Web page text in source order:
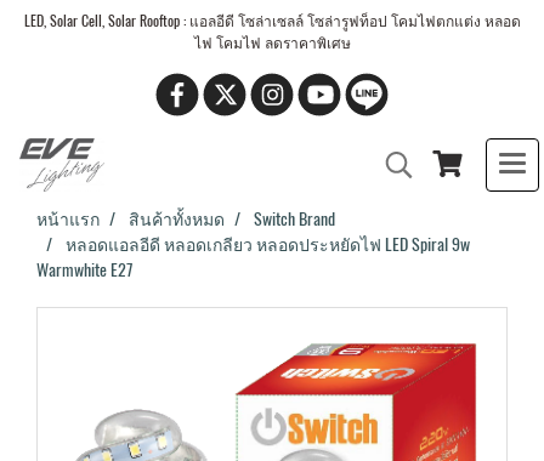
LED, Solar Cell, Solar Rooftop : แอลอีดี โซล่าเซลล์ โซล่ารูฟท็อป โคมไฟตกแต่ง หลอด
ไฟ โคมไฟ ลดราคาพิเศษ
หน้าแรก สินค้าทั้งหมด
Switch Brand
หลอดแอลอีดี หลอดเกลียว หลอดประหยัดไฟ LED Spiral 9w
Warmwhite E27